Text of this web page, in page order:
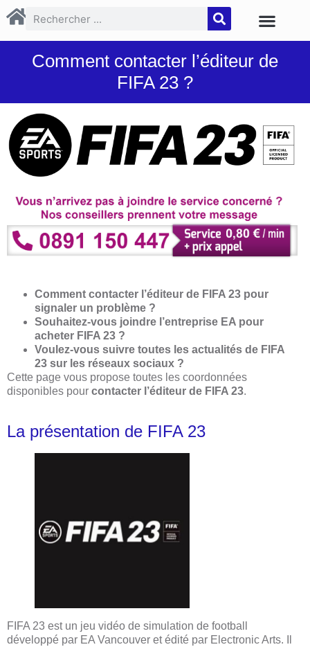
Comment contacter l’éditeur de
FIFA 23 ?
Comment contacter l’éditeur de FIFA 23 pour
signaler un problème ?
Souhaitez-vous joindre l’entreprise EA pour
acheter FIFA 23 ?
Voulez-vous suivre toutes les actualités de FIFA
23 sur les réseaux sociaux ?
Cette page vous propose toutes les coordonnées
disponibles pour contacter l’éditeur de FIFA 23.
La présentation de FIFA 23
FIFA 23 est un jeu vidéo de simulation de football
développé par EA Vancouver et édité par Electronic Arts. Il